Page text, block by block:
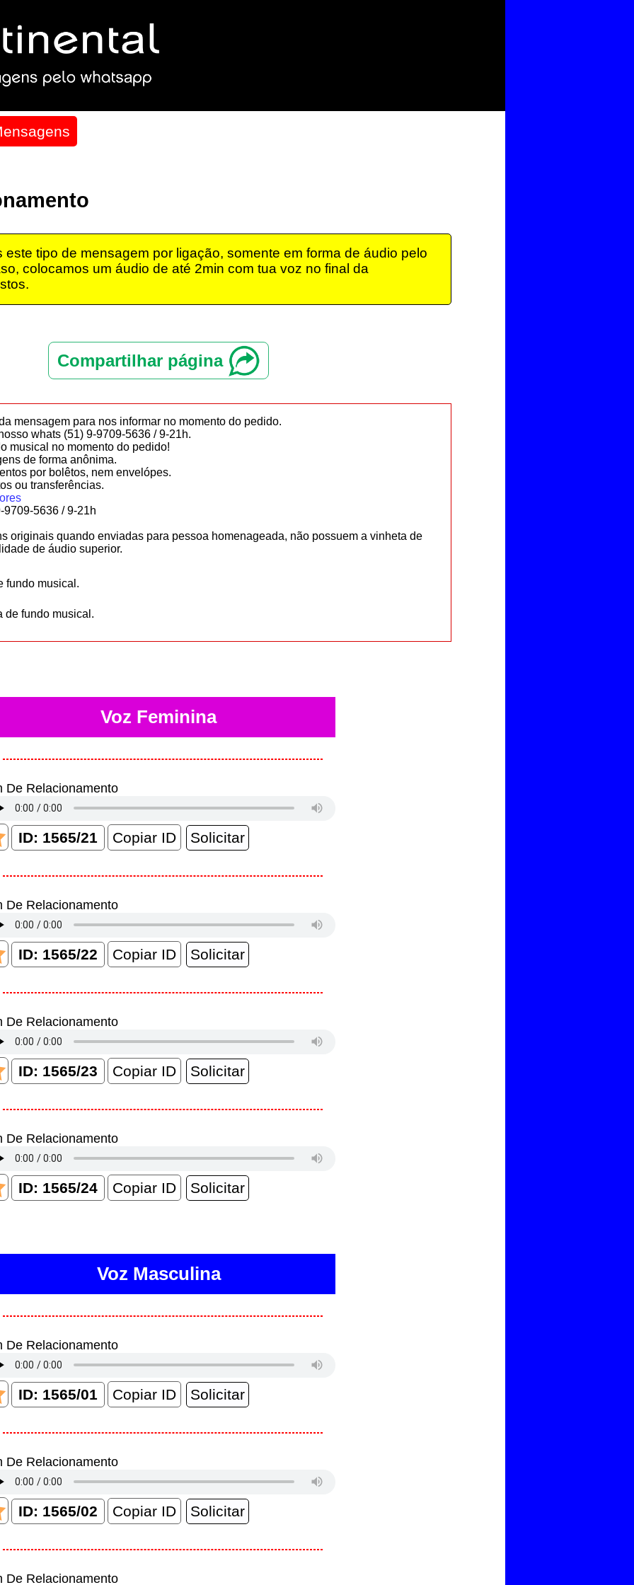
este tipo de mensagem por ligação, somente em forma de áudio pelo
colocamos um áudio de até 2min com tua voz no final da
Compartilhar página
mensagem para nos informar no momento do pedido.
whats (51) 9-9709-5636 / 9-21h.
musical no momento do pedido!
de forma anônima.
por bolêtos, nem envelópes.
ou transferências.
9709-5636 / 9-21h
originais quando enviadas para pessoa homenageada, não possuem a vinheta de
de áudio superior.
fundo musical.
de fundo musical.
Voz Feminina
De Relacionamento
Copiar ID
De Relacionamento
Copiar ID
De Relacionamento
Copiar ID
De Relacionamento
Copiar ID
Voz Masculina
De Relacionamento
Copiar ID
De Relacionamento
Copiar ID
De Relacionamento